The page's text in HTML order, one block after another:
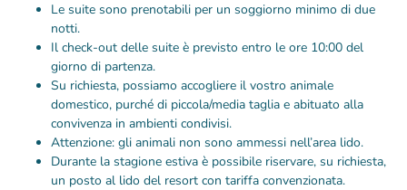
Le suite sono prenotabili per un soggiorno minimo di due
notti.
Il check-out delle suite è previsto entro le ore 10:00 del
giorno di partenza.
Su richiesta, possiamo accogliere il vostro animale
domestico, purché di piccola/media taglia e abituato alla
convivenza in ambienti condivisi.
Attenzione: gli animali non sono ammessi nell’area lido.
Durante la stagione estiva è possibile riservare, su richiesta,
un posto al lido del resort con tariffa convenzionata.